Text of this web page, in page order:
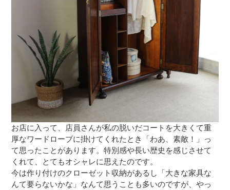
お店に入って、店員さんが私の脱いだコートを大きくて重
厚なワードローブに掛けてくれたとき「わあ、素敵！」っ
て思ったことがあります。特別感や長い歴史を感じさせて
くれて、とてもオシャレに思えたのです。
今は作り付けのクローゼット収納があるし「大きな家具な
んて要らないかな」なんて思うことも多いのですが、やっ